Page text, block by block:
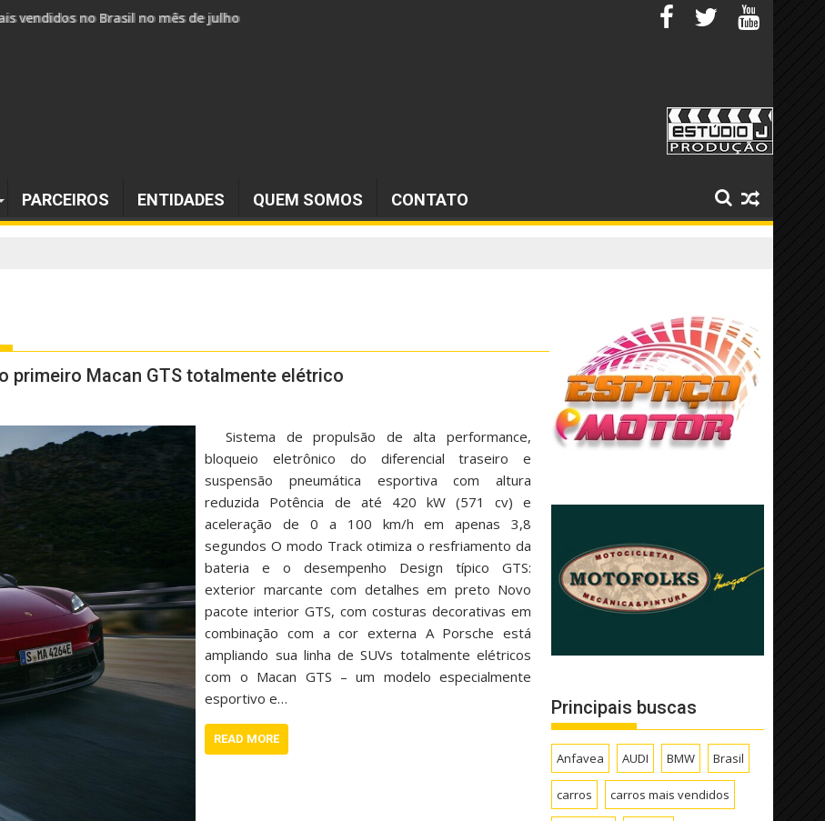
vendidos no Brasil no mês de julho
PARCEIROS ENTIDADES QUEM SOMOS CONTATO
primeiro Macan GTS totalmente elétrico
Sistema de propulsão de alta performance,
bloqueio eletrônico do diferencial traseiro e
suspensão pneumática esportiva com altura
reduzida Potência de até 420 kW (571 cv) e
aceleração de 0 a 100 km/h em apenas 3,8
segundos O modo Track otimiza o resfriamento da
bateria e o desempenho Design típico GTS:
exterior marcante com detalhes em preto Novo
pacote interior GTS, com costuras decorativas em
combinação com a cor externa A Porsche está
ampliando sua linha de SUVs totalmente elétricos
com o Macan GTS – um modelo especialmente
esportivo e…
READ MORE
Principais buscas
Anfavea AUDI BMW Brasil
carros carros mais vendidos